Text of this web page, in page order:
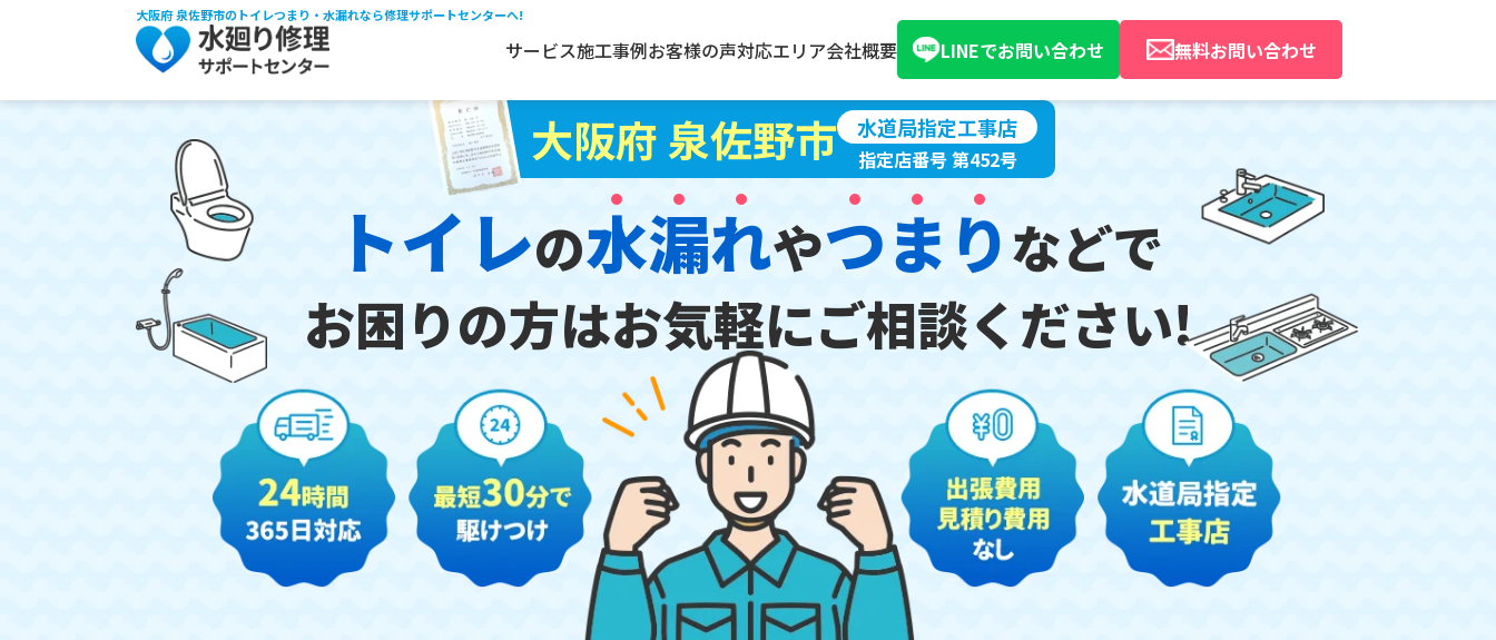
大阪府 泉佐野市のトイレつまり・水漏れなら修理サポートセンターへ!
サービス施工事例お客様の声対応エリア会社概要 LINEでお問い合わせ 無料お問い合わせ
大阪府 泉佐野市 水道局指定工事店
指定店番号第452号
トイレの水漏れやつまりなどで
お困りの方はお気軽にご相談ください!